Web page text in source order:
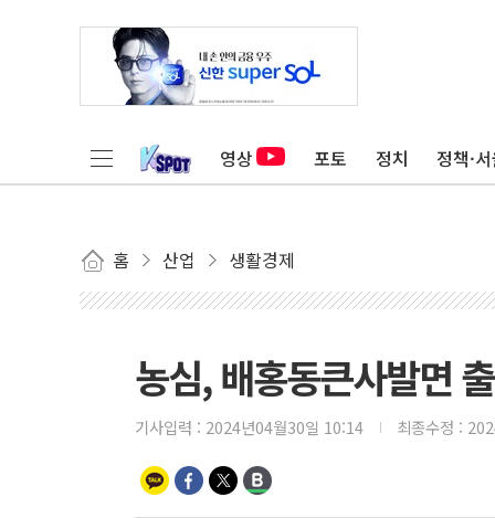
영상 포토 정치 정책·
홈 산업 생활경제
농심, 배홍동큰사발면
기사입력 : 2024년04월30일 10:14 최종수정 :